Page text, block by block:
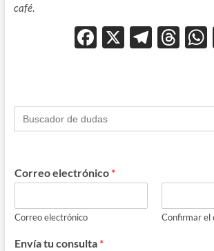
café.
F
b
o
k
X T
gr
a
T
a
ds
Buscar:
Correo electrónico *
Correo electrónico Confirmar el
Envía tu consulta *